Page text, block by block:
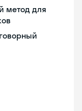
метод для